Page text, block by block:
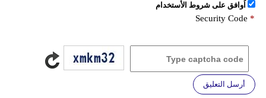
اُوافق على شروط الأستخدام
Security Code *
أرسل التعليق